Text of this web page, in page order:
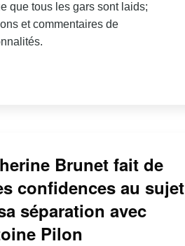
que tous les gars sont laids;
et commentaires de
Brunet fait de
confidences au sujet
séparation avec
Pilon